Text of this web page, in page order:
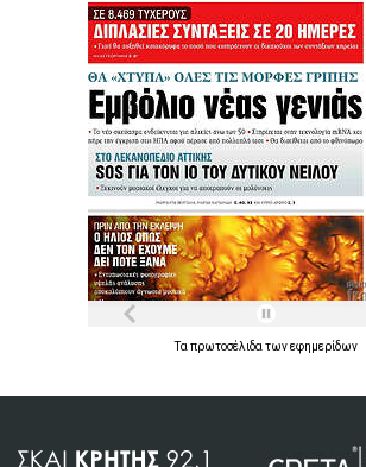
Τα πρωτοσέλιδα τωνεφημερίδων